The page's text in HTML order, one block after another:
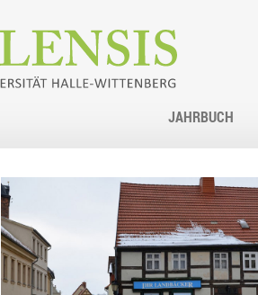
JAHRBUCH